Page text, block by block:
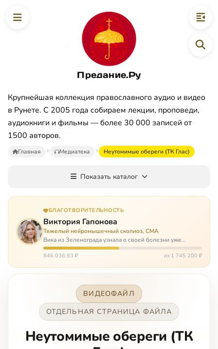
Предание.Ру
Крупнейшая коллекция православного аудио и видео
в Рунете. С 2005 года собираем лекции, проповеди,
аудиокниги и фильмы — более 30 000 записей от
1500 авторов.
Главная Медиатека Неутомимые обереги (ТК Глас)
Показать каталог
БЛАГОТВОРИТЕЛЬНОСТЬ
Виктория Гапонова
Тяжелый нейромышечный сколиоз, СМА
Вика из Зеленограда узнала о своей болезни уже
будучи в сознательном возрасте. Ей пришлось
привыкать к инвалидной коляске и сильнейшему
846 036,83 ₽ из 1 745 200 ₽
ВИДЕОФАЙЛ
ОТДЕЛЬНАЯ СТРАНИЦА ФАЙЛА
Неутомимые обереги (ТК